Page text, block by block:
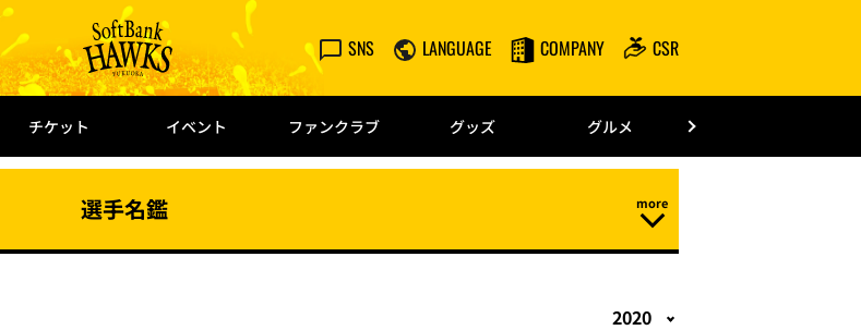
SNS LANGUAGE COMPANY CSR
チケット イベント ファンクラブ グッズ グルメ
選手名鑑